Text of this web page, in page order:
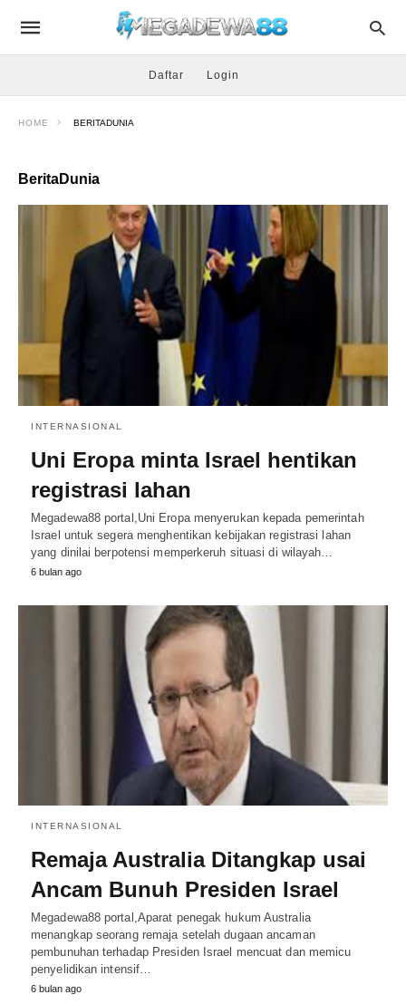
Daftar Login
HOME BERITADUNIA
BeritaDunia
INTERNASIONAL
Uni Eropa minta Israel hentikan
registrasi lahan
Megadewa88 portal,Uni Eropa menyerukan kepada pemerintah
Israel untuk segera menghentikan kebijakan registrasi lahan
yang dinilai berpotensi memperkeruh situasi di wilayah…
6 bulan ago
INTERNASIONAL
Remaja Australia Ditangkap usai
Ancam Bunuh Presiden Israel
Megadewa88 portal,Aparat penegak hukum Australia
menangkap seorang remaja setelah dugaan ancaman
pembunuhan terhadap Presiden Israel mencuat dan memicu
penyelidikan intensif…
6 bulan ago